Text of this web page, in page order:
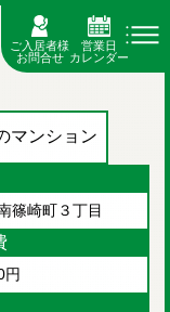
ご入居者様
お問合せ
営業日
カレンダー
マンション
篠崎町３丁目
円